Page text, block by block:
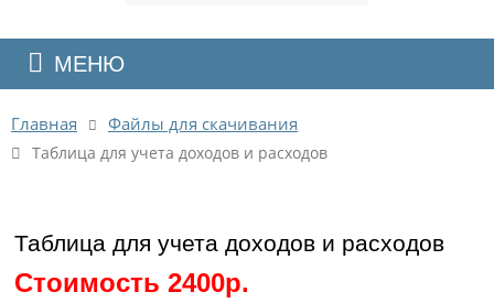
МЕНЮ
Главная Файлы для скачивания
Таблица для учета доходов и расходов
Таблица для учета доходов и расходов
Стоимость 2400р.